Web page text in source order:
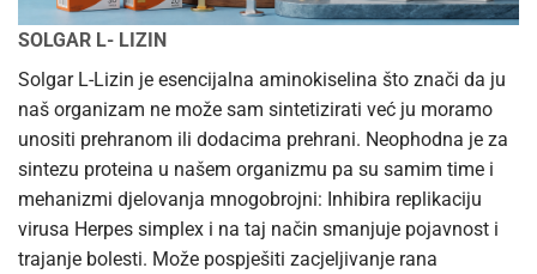
SOLGAR L- LIZIN
Solgar L-Lizin je esencijalna aminokiselina što znači da ju
naš organizam ne može sam sintetizirati već ju moramo
unositi prehranom ili dodacima prehrani. Neophodna je za
sintezu proteina u našem organizmu pa su samim time i
mehanizmi djelovanja mnogobrojni: Inhibira replikaciju
virusa Herpes simplex i na taj način smanjuje pojavnost i
trajanje bolesti. Može pospješiti zacjeljivanje rana